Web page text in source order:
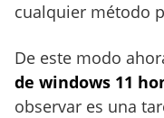
cualquier método
De este modo
de windows 11
observar es una